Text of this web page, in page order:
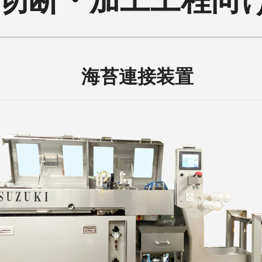
海苔連接装置